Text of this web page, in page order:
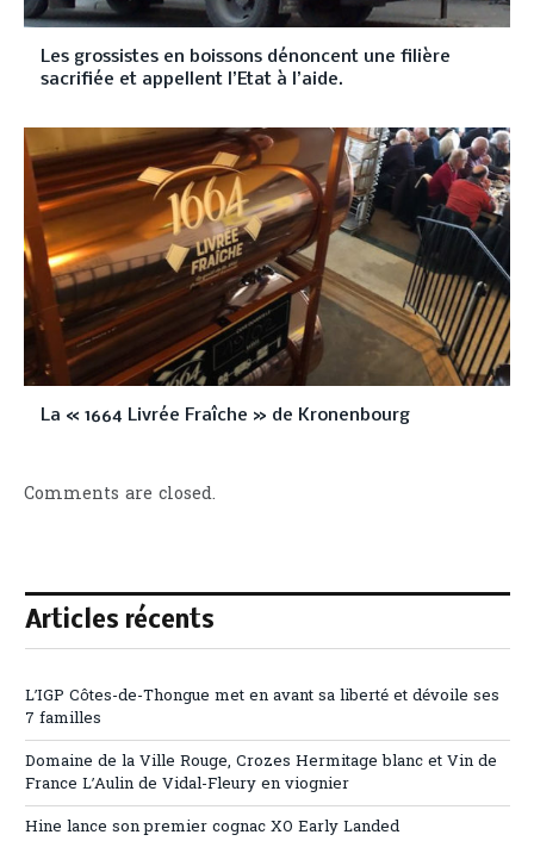
Les grossistes en boissons dénoncent une filière
sacrifiée et appellent l’Etat à l’aide.
La « 1664 Livrée Fraîche » de Kronenbourg
Comments are closed.
Articles récents
L’IGP Côtes-de-Thongue met en avant sa liberté et dévoile ses
7 familles
Domaine de la Ville Rouge, Crozes Hermitage blanc et Vin de
France L’Aulin de Vidal-Fleury en viognier
Hine lance son premier cognac XO Early Landed